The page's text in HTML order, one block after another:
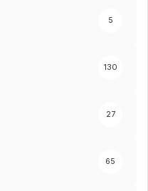
5
130
27
65